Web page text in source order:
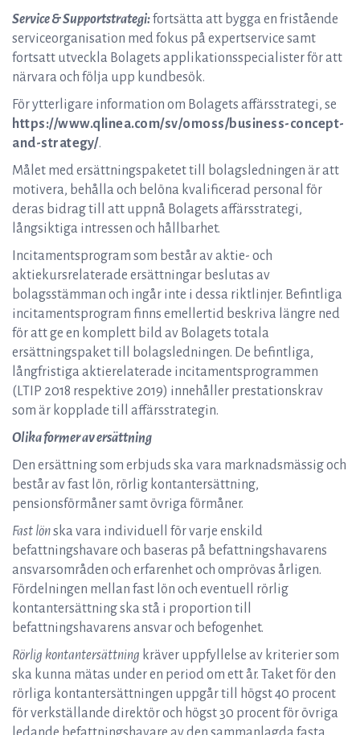
Service & Supportstrategi:fortsätta att bygga en fristående
serviceorganisation med fokus på expertservice samt
fortsatt utveckla Bolagets applikationsspecialister för att
närvara och följa upp kundbesök.
För ytterligare information om Bolagets affärsstrategi, se
https://www.qlinea.com/sv/omoss/business-concept-
and-strategy/.
Målet med ersättningspaketet till bolagsledningen är att
motivera, behålla och belöna kvalificerad personal för
deras bidrag till att uppnå Bolagets affärsstrategi,
långsiktiga intressen och hållbarhet.
Incitamentsprogram som består av aktie- och
aktiekursrelaterade ersättningar beslutas av
bolagsstämman och ingår inte i dessa riktlinjer. Befintliga
incitamentsprogram finns emellertid beskriva längre ned
för att ge en komplett bild av Bolagets totala
ersättningspaket till bolagsledningen. De befintliga,
långfristiga aktierelaterade incitamentsprogrammen
(LTIP 2018 respektive 2019) innehåller prestationskrav
som är kopplade till affärsstrategin.
Olika former av ersättning
Den ersättning som erbjuds ska vara marknadsmässig och
består av fast lön, rörlig kontantersättning,
pensionsförmåner samt övriga förmåner.
Fast lönska vara individuell för varje enskild
befattningshavare och baseras på befattningshavarens
ansvarsområden och erfarenhet och omprövas årligen.
Fördelningen mellan fast lön och eventuell rörlig
kontantersättning ska stå i proportion till
befattningshavarens ansvar och befogenhet.
Rörlig kontantersättning kräver uppfyllelse av kriterier som
ska kunna mätas under en period om ett år. Taket för den
rörliga kontantersättningen uppgår till högst 40 procent
för verkställande direktör och högst 30 procent för övriga